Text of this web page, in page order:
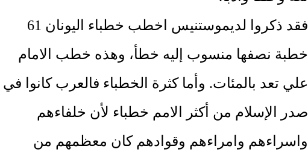
فقد ذكروا لديموستنيس اخطب خطباء اليونان 61
خطبة نصفها منسوب إليه خطأ، وهذه خطب الامام
علي تعد بالمئات. وأما كثرة الخطباء فالعرب كانوا في
صدر الإسلام من أكثر الامم خطباء لأن خلفاءهم
واسراءهم وامراءهم وقوادهم كان معظمهم من